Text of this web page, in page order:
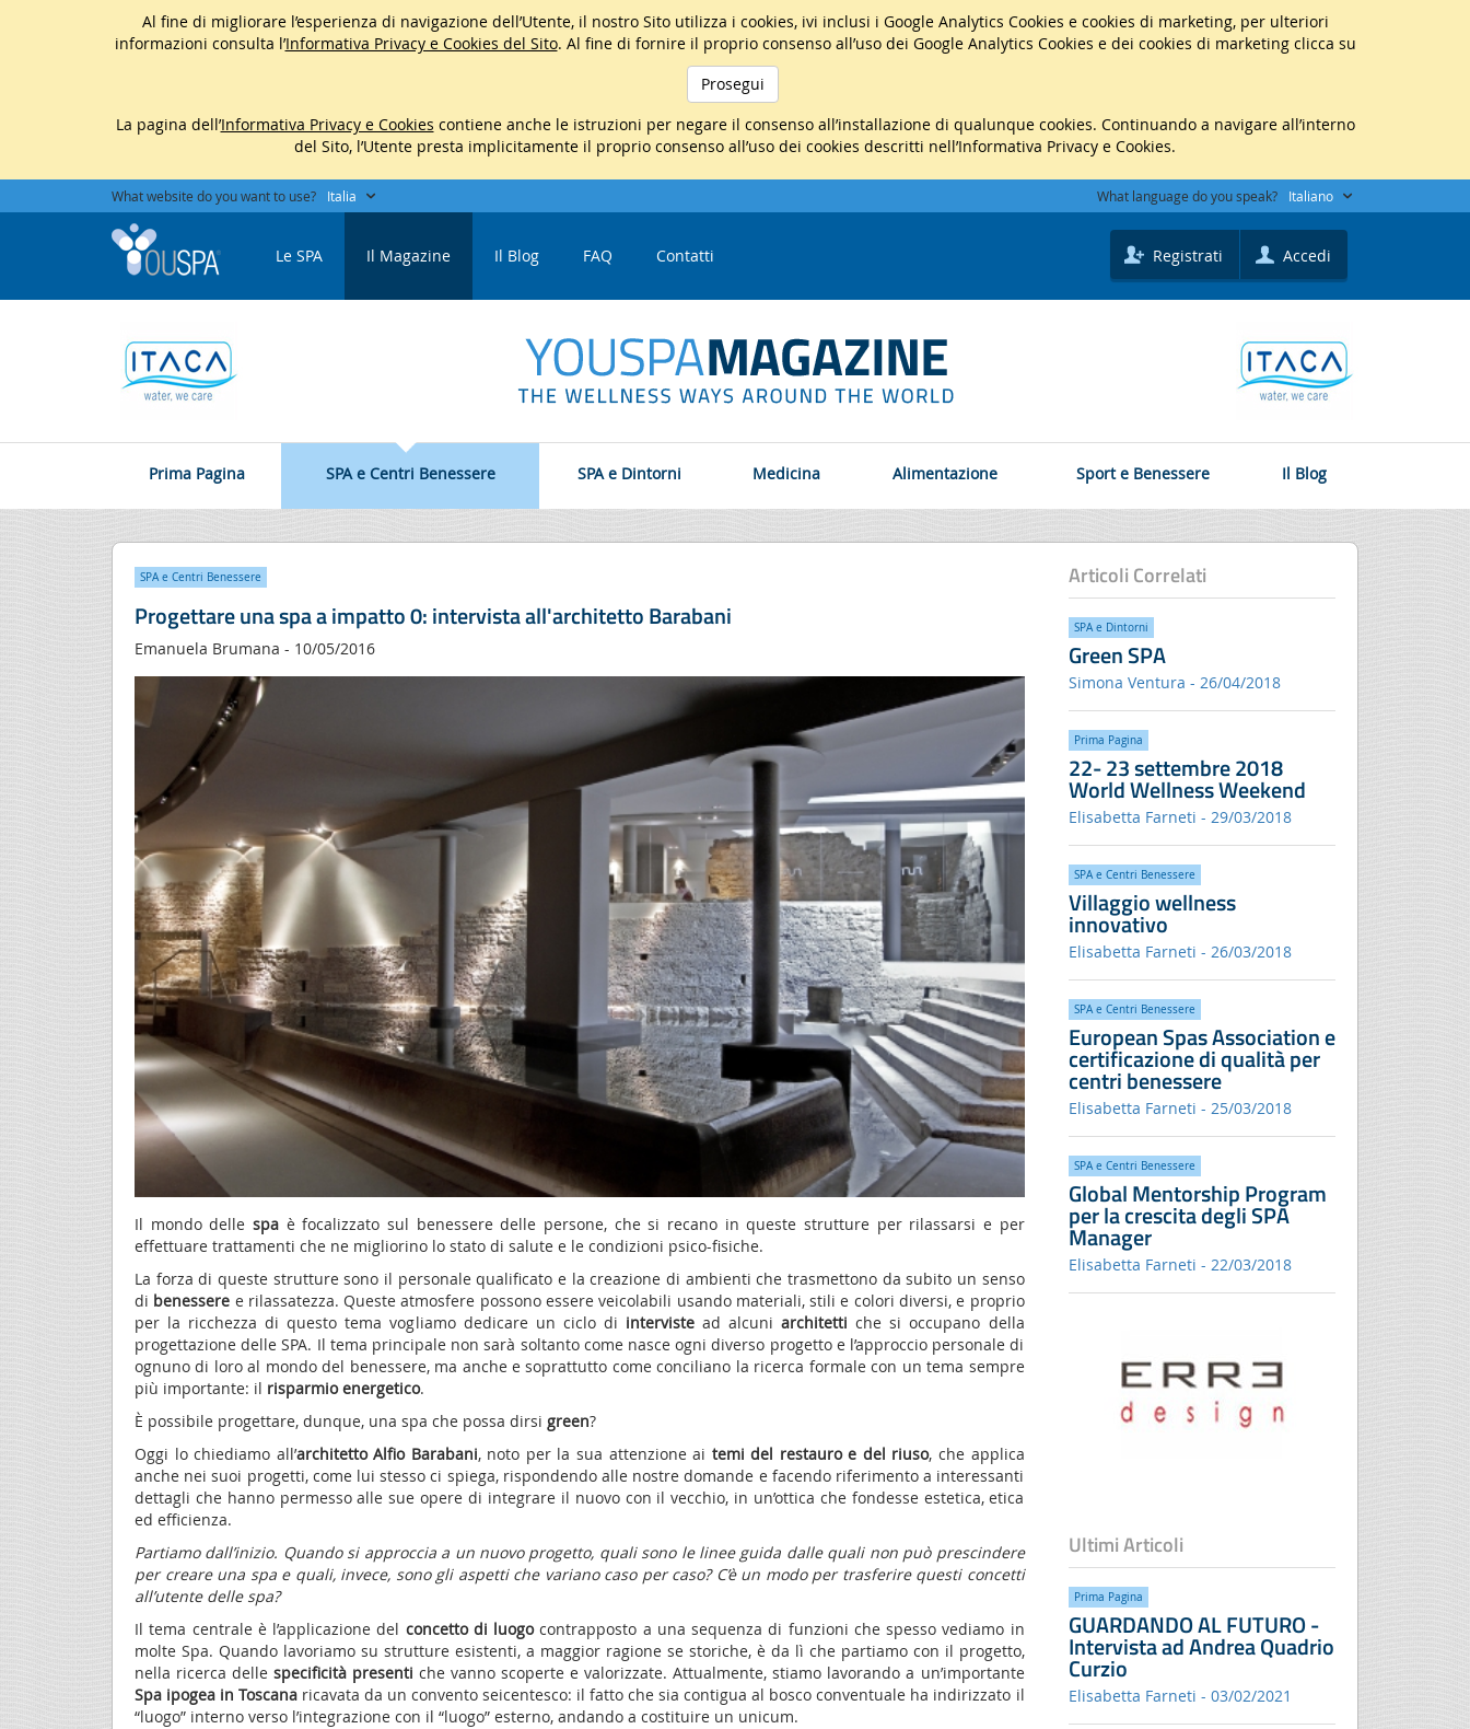
Al fine di migliorare l’esperienza di navigazione dell’Utente, il nostro Sito utilizza i cookies, ivi inclusi i Google Analytics Cookies e cookies di marketing, per ulteriori
informazioni consulta l’Informativa Privacy e Cookies del Sito. Al fine di fornire il proprio consenso all’uso dei Google Analytics Cookies e dei cookies di marketing clicca su
Prosegui
La pagina dell’Informativa Privacy e Cookies contiene anche le istruzioni per negare il consenso all’installazione di qualunque cookies. Continuando a navigare all’interno
del Sito, l’Utente presta implicitamente il proprio consenso all’uso dei cookies descritti nell’Informativa Privacy e Cookies.
What website do you want to use? Italia What language do you speak? Italiano
Le SPA Il Magazine Il Blog FAQ Contatti Registrati Accedi
Prima Pagina SPA e Centri Benessere SPA e Dintorni Medicina Alimentazione Sport e Benessere Il Blog
SPA e Centri Benessere
Progettare una spa a impatto 0: intervista all'architetto Barabani
Emanuela Brumana - 10/05/2016
Il mondo delle spaè focalizzato sul benessere delle persone, che si recano in queste strutture per rilassarsi e per
effettuare trattamenti che ne migliorino lo stato di salute e le condizioni psico-fisiche.
La forza di queste strutture sono il personale qualificato e la creazione di ambienti che trasmettono da subito un senso
di benessere e rilassatezza. Queste atmosfere possono essere veicolabili usando materiali, stili e colori diversi, e proprio
per la ricchezza di questo tema vogliamo dedicare un ciclo di intervistead alcuniarchitetti che si occupano della
progettazione delle SPA. Il tema principale non sarà soltanto come nasce ogni diverso progetto e l’approccio personale di
ognuno di loro al mondo del benessere, ma anche e soprattutto come conciliano la ricerca formale con un tema sempre
più importante: il risparmio energetico.
È possibile progettare, dunque, una spa che possa dirsi green?
Oggi lo chiediamo all’architetto Alfio Barabani, noto per la sua attenzione ai temi del restauro e del riuso, che applica
anche nei suoi progetti, come lui stesso ci spiega, rispondendo alle nostre domande e facendo riferimento a interessanti
dettagli che hanno permesso alle sue opere di integrare il nuovo con il vecchio, in un’ottica che fondesse estetica, etica
ed efficienza.
Partiamo dall’inizio. Quando si approccia a un nuovo progetto, quali sono le linee guida dalle quali non può prescindere
per creare una spa e quali, invece, sono gli aspetti che variano caso per caso? C’è un modo per trasferire questi concetti
all’utente delle spa?
Il tema centrale è l’applicazione del concetto di luogocontrapposto a una sequenza di funzioni che spesso vediamo in
molte Spa. Quando lavoriamo su strutture esistenti, a maggior ragione se storiche, è da lì che partiamo con il progetto,
nella ricerca dellespecificità presenti che vanno scoperte e valorizzate. Attualmente, stiamo lavorando a un’importante
Spa ipogea in Toscana ricavata da un convento seicentesco: il fatto che sia contigua al bosco conventuale ha indirizzato il
“luogo” interno verso l’integrazione con il “luogo” esterno, andando a costituire un unicum.
Articoli Correlati
SPA e Dintorni
Green SPA
Simona Ventura - 26/04/2018
Prima Pagina
22- 23 settembre 2018
World Wellness Weekend
Elisabetta Farneti - 29/03/2018
SPA e Centri Benessere
Villaggio wellness
innovativo
Elisabetta Farneti - 26/03/2018
SPA e Centri Benessere
European Spas Association e
certificazione di qualità per
centri benessere
Elisabetta Farneti - 25/03/2018
SPA e Centri Benessere
Global Mentorship Program
per la crescita degli SPA
Manager
Elisabetta Farneti - 22/03/2018
Ultimi Articoli
Prima Pagina
GUARDANDO AL FUTURO -
Intervista ad Andrea Quadrio
Curzio
Elisabetta Farneti - 03/02/2021